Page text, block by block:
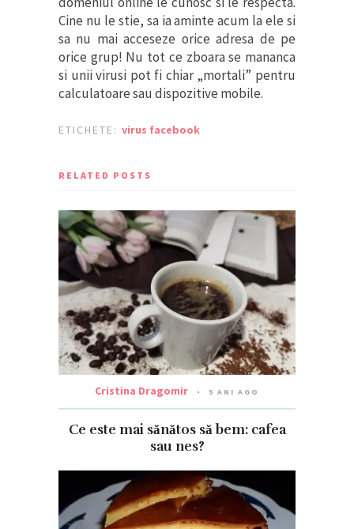
Cine nu le stie, sa ia aminte acum la ele si
sa nu mai acceseze orice adresa de pe
orice grup! Nu tot ce zboara se mananca
si unii virusi pot fi chiar „mortali” pentru
calculatoare sau dispozitive mobile.
ETICHETE: virus facebook
RELATED POSTS
Cristina Dragomir 5 ANI AGO
Ce este mai sănătos să bem: cafea
sau nes?